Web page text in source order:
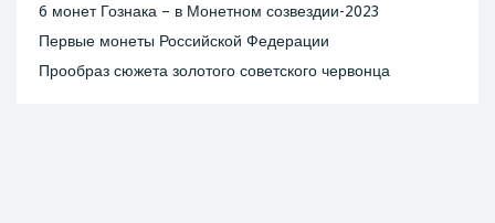
6 монет Гознака – в Монетном созвездии-2023
Первые монеты Российской Федерации
Прообраз сюжета золотого советского червонца